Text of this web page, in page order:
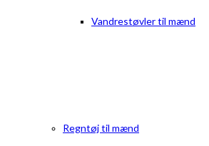
Vandrestøvler til mænd
Regntøj til mænd